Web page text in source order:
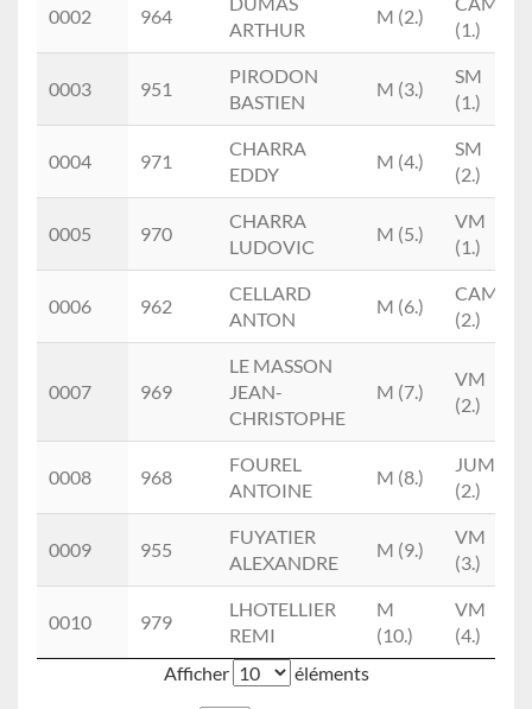
0002 964
ARTHUR
M (2.)
(1.)
0003 951
PIRODON
BASTIEN
M (3.)
SM
(1.)
0004 971
CHARRA
EDDY
M (4.)
SM
(2.)
0005 970
CHARRA
LUDOVIC
M (5.)
VM
(1.)
0006 962
CELLARD
ANTON
M (6.)
CAM
(2.)
0007 969
LE MASSON
JEAN-
CHRISTOPHE
M (7.)
VM
(2.)
0008 968
FOUREL
ANTOINE
M (8.)
JUM
(2.)
0009 955
FUYATIER
ALEXANDRE
M (9.)
VM
(3.)
0010 979
LHOTELLIER
REMI
M
(10.)
VM
(4.)
Afficher
éléments